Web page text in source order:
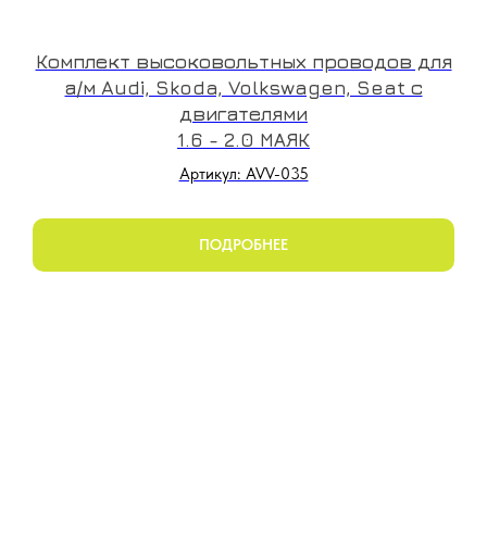
Комплект высоковольтных проводов для
а/м Audi, Skoda, Volkswagen, Seat с
двигателями
1.6 - 2.0 МАЯК
Артикул: AVV-035
ПОДРОБНЕЕ